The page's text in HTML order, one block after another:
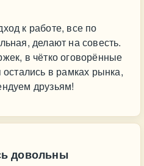
к работе, все по
делают на совесть.
в чётко оговорённые
в рамках рынка,
друзьям!
довольны